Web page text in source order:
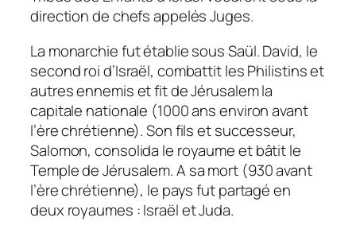
direction de chefs appelés Juges.
La monarchie fut établie sous Saül. David, le
second roi d’Israël, combattit les Philistins et
autres ennemis et fit de Jérusalem la
capitale nationale (1000 ans environ avant
l’ère chrétienne). Son fils et successeur,
Salomon, consolida le royaume et bâtit le
Temple de Jérusalem. A sa mort (930 avant
l’ère chrétienne), le pays fut partagé en
deux royaumes : Israël et Juda.